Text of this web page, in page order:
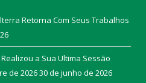
Retorna Com Seus Trabalhos
a Sua Ultima Sessão
de 202630 de junho de 2026